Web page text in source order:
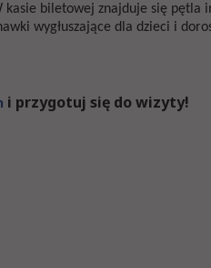
biletowej znajduje się pętla
wygłuszające dla dzieci i
i przygotuj się do wizyty!